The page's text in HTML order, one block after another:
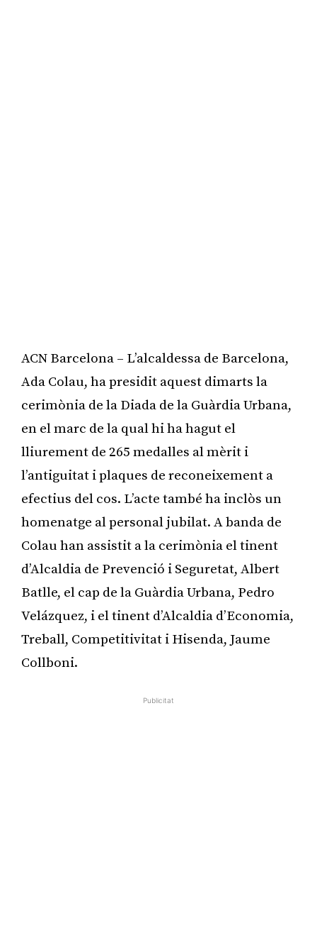
ACN Barcelona – L’alcaldessa de Barcelona,
Ada Colau, ha presidit aquest dimarts la
cerimònia de la Diada de la Guàrdia Urbana,
en el marc de la qual hi ha hagut el
lliurement de 265 medalles al mèrit i
l’antiguitat i plaques de reconeixement a
efectius del cos. L’acte també ha inclòs un
homenatge al personal jubilat. A banda de
Colau han assistit a la cerimònia el tinent
d’Alcaldia de Prevenció i Seguretat, Albert
Batlle, el cap de la Guàrdia Urbana, Pedro
Velázquez, i el tinent d’Alcaldia d’Economia,
Treball, Competitivitat i Hisenda, Jaume
Collboni.
Publicitat